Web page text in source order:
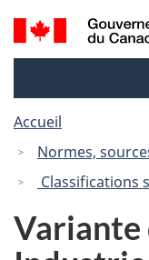
Recherche
et
Accueil
Normes,
Classifications
Variante